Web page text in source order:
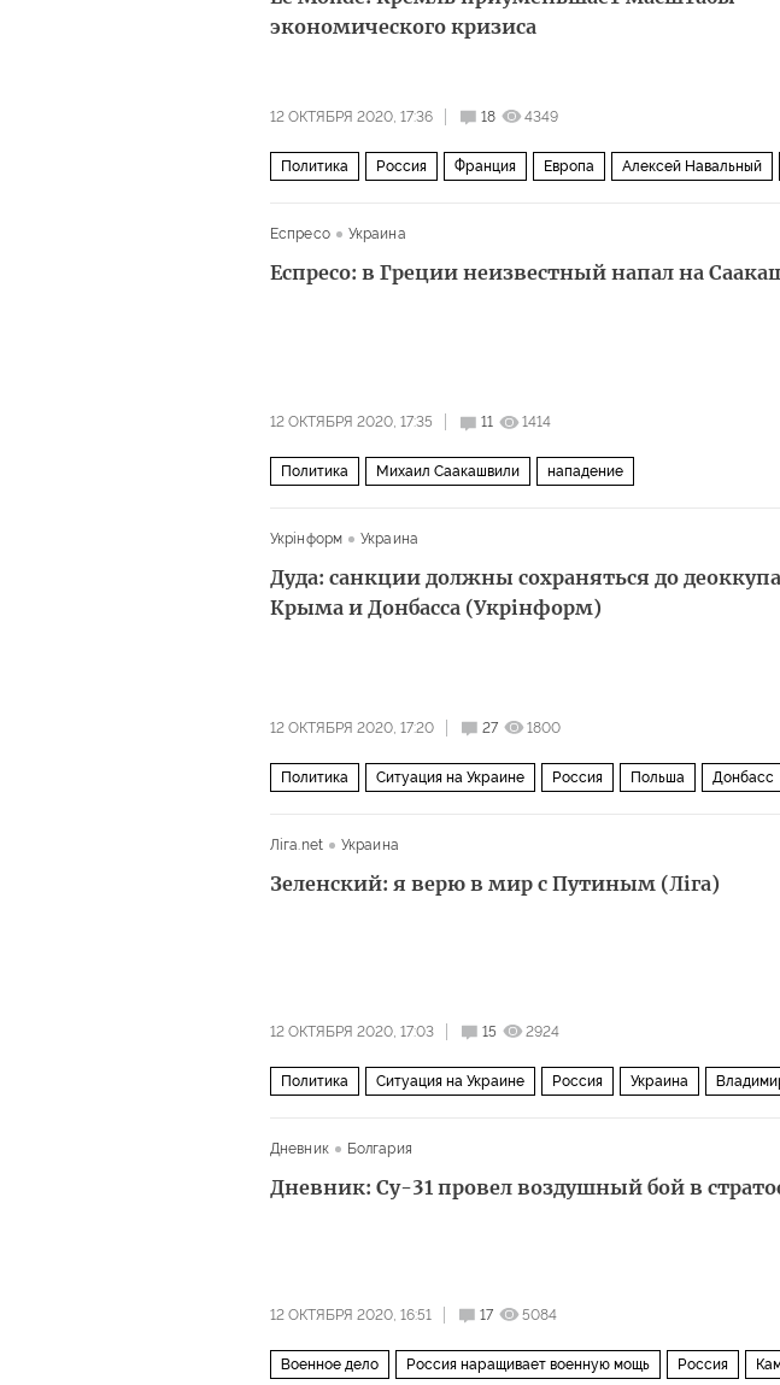
экономического кризиса
12 ОКТЯБРЯ 2020, 17:36 18 4349
Политика Россия Франция Европа Алексей Навальный
Еспресо
Украина
Еспресо: в Греции неизвестный напал на
12 ОКТЯБРЯ 2020, 17:35 11 1414
Политика Михаил Саакашвили нападение
Укрiнформ Украина
Дуда: санкции должны сохраняться до
Крыма и Донбасса (Укрiнформ)
12 ОКТЯБРЯ 2020, 17:20 27 1800
Политика Ситуация на Украине Россия Польша Донбасс
Лiга.net
Украина
Зеленский: я верю в мир с Путиным (Лiга)
12 ОКТЯБРЯ 2020, 17:03 15 2924
Политика Ситуация на Украине Россия Украина
Дневник
Болгария
Дневник: Су-31 провел воздушный бой в
12 ОКТЯБРЯ 2020, 16:51 17 5084
Военное дело Россия наращивает военную мощь Россия